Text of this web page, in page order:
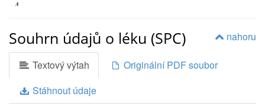
4.
Jak Tegretol CR uchovávat
6.
Další informace
CO JE TEGRETOL CR A K ČEMU SE POUŽÍVÁ
nahoru
Souhrn údajů o léku (SPC)
Textový výtah
Originální PDF soubor
Stáhnout údaje